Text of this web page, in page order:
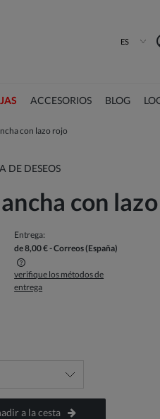
ES
ACCESORIOS BLOG
con lazo rojo
DE DESEOS
con
Entrega:
de 8,00 €- Correos(España)
verifique los métodos de
entrega
a la cesta